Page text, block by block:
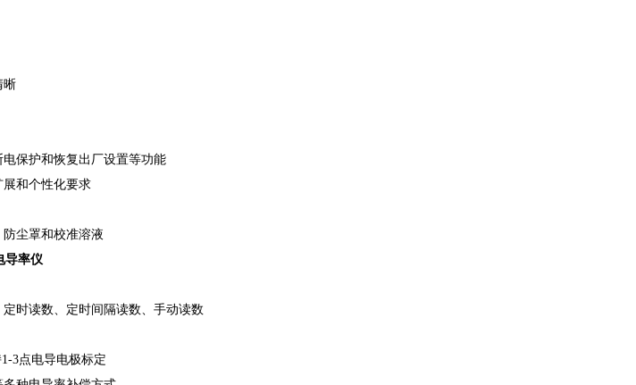
晰
保护和恢复出厂设置等功能
和个性化要求
尘罩和校准溶液
导率仪
时读数、定时间隔读数、手动读数
3点电导电极标定